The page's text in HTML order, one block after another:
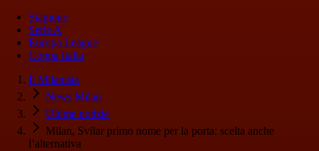
Stagione
Serie A
Europa League
Coppa Italia
Il Milanista
News Milan
Ultime notizie
Milan, Svilar primo nome per la porta: scelta anche
l’alternativa